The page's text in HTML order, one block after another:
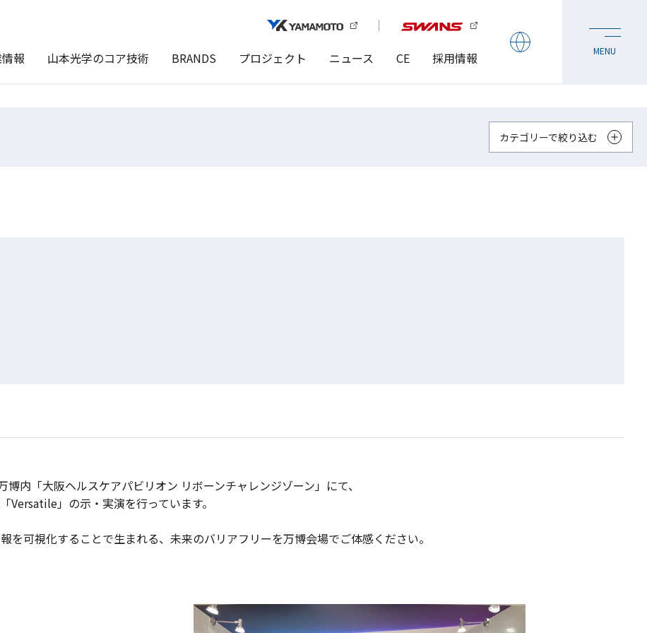
報 山本光学のコア技術 BRANDS プロジェクト ニュース CE 採用情報
カテゴリーで絞り込む
内「大阪ヘルスケアパビリオン リボーンチャレンジゾーン」にて、
Versatile」の示・実演を行っています。
を可視化することで生まれる、未来のバリアフリーを万博会場でご体感ください。